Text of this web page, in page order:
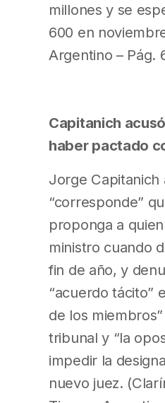
millones y se
600 en
Argentino – Pág.
Capitanich
haber pactado
Jorge Capitanich
“corresponde”
proponga a
ministro cuando
fin de año, y
“acuerdo tácito”
de los
tribunal y “la
impedir la
nuevo juez.